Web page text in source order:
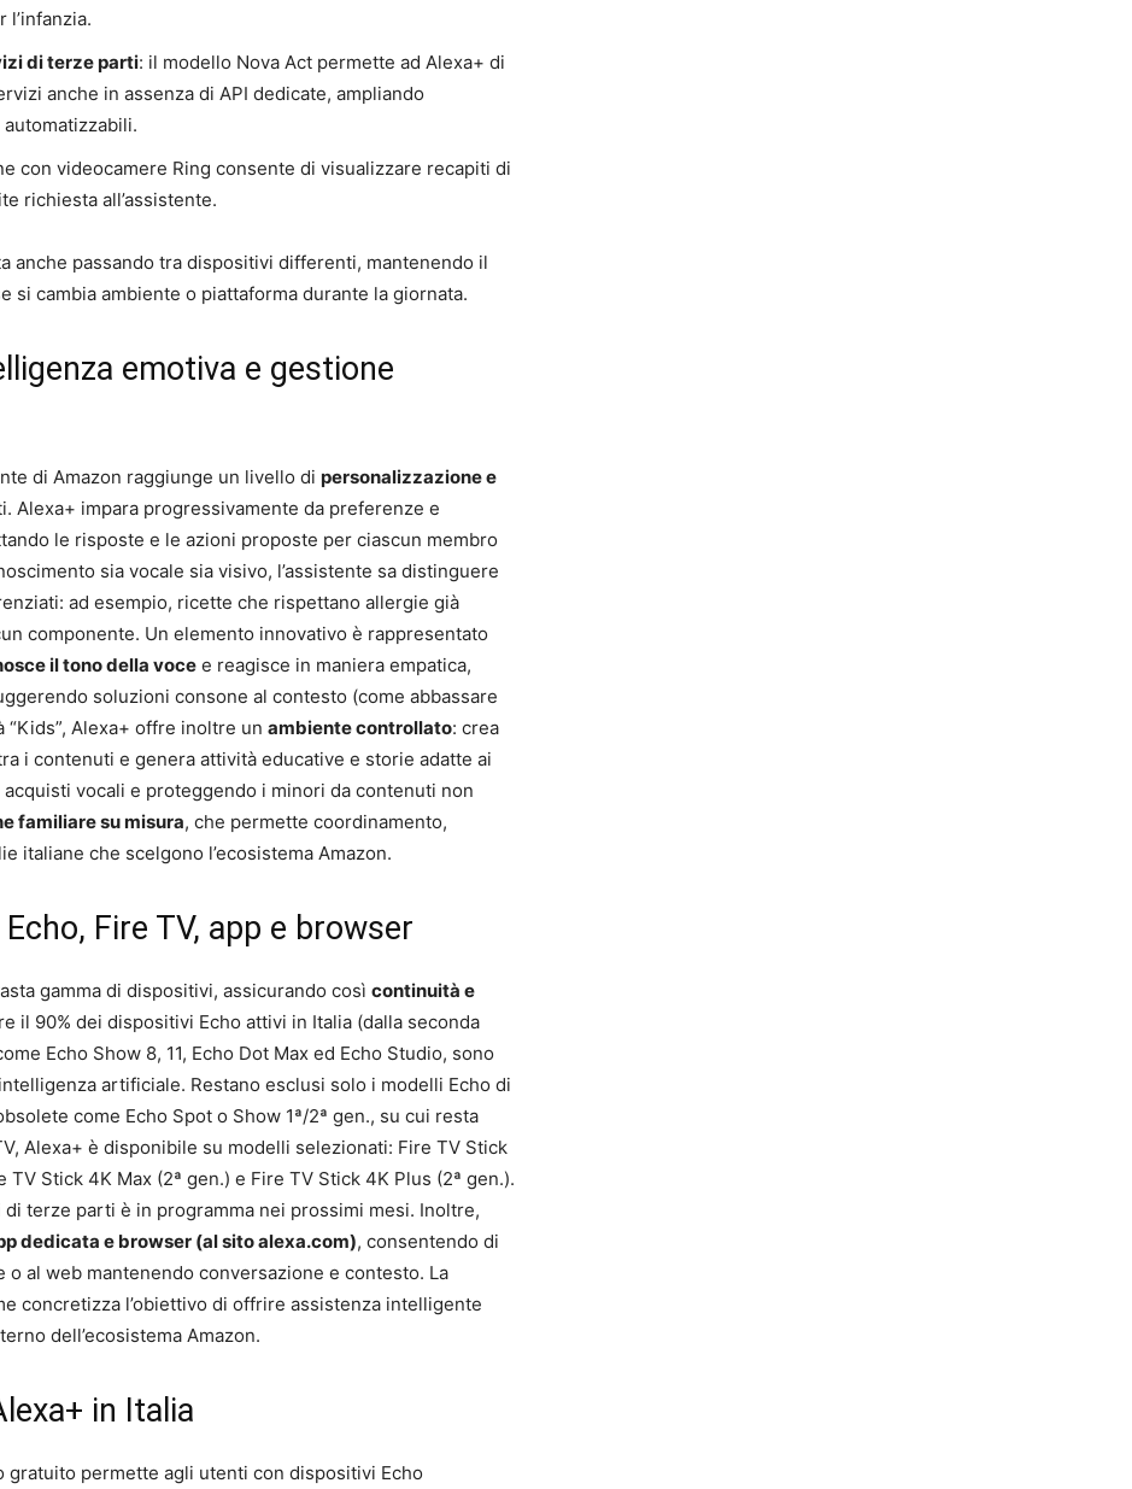
di terze parti: il modello Nova Act permette ad Alexa+ di
anche in assenza di API dedicate, ampliando
con videocamere Ring consente di visualizzare recapiti di
richiesta all’assistente.
anche passando tra dispositivi differenti, mantenendo il
si cambia ambiente o piattaforma durante la giornata.
emotiva e gestione
di Amazon raggiunge un livello di personalizzazione e
Alexa+ impara progressivamente da preferenze e
le risposte e le azioni proposte per ciascun membro
sia vocale sia visivo, l’assistente sa distinguere
ad esempio, ricette che rispettano allergie già
componente. Un elemento innovativo è rappresentato
il tono della voce e reagisce in maniera empatica,
soluzioni consone al contesto (come abbassare
Alexa+ offre inoltre un ambiente controllato: crea
i contenuti e genera attività educative e storie adatte ai
vocali e proteggendo i minori da contenuti non
familiare su misura, che permette coordinamento,
italiane che scelgono l’ecosistema Amazon.
Fire TV, app e browser
gamma di dispositivi, assicurando così continuità e
il 90% dei dispositivi Echo attivi in Italia (dalla seconda
Echo Show 8, 11, Echo Dot Max ed Echo Studio, sono
artificiale. Restano esclusi solo i modelli Echo di
come Echo Spot o Show 1ª/2ª gen., su cui resta
Alexa+ è disponibile su modelli selezionati: Fire TV Stick
Stick 4K Max (2ª gen.) e Fire TV Stick 4K Plus (2ª gen.).
di terze parti è in programma nei prossimi mesi. Inoltre,
dedicata e browser (al sito alexa.com), consentendo di
al web mantenendo conversazione e contesto. La
concretizza l’obiettivo di offrire assistenza intelligente
dell’ecosistema Amazon.
in Italia
gratuito permette agli utenti con dispositivi Echo